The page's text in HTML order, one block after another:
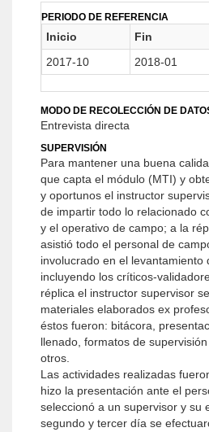
PERIODO DE REFERENCIA
Inicio Fin
2017-10
2018-01
MODO DE RECOLECCIÓN DE
Entrevista directa
SUPERVISIÓN
Para mantener una buena
que capta el módulo (MTI) y
y oportunos el instructor
de impartir todo lo relacionado
y el operativo de campo; a la
asistió todo el personal de
involucrado en el levantamiento
incluyendo los críticos-
réplica el instructor supervisor
materiales elaborados ex
éstos fueron: bitácora,
llenado, formatos de
otros.
Las actividades realizadas
hizo la presentación ante el
seleccionó a un supervisor y su
segundo y tercer día se